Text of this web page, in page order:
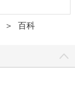
＞ 百科